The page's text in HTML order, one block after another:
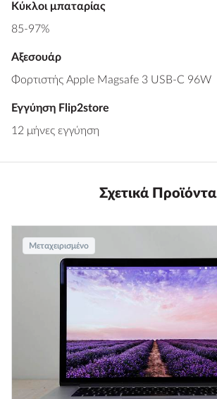
Κύκλοι μπαταρίας
85-97%
Αξεσουάρ
Φορτιστής Apple Magsafe 3 USB-C 96W
Εγγύηση Flip2store
12 μήνες εγγύηση
Σχετικά Προϊόντα
Μεταχειρισμένο